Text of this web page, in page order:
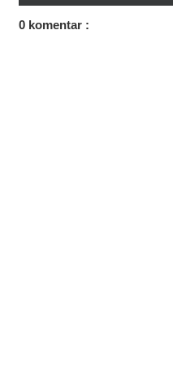
0 komentar :